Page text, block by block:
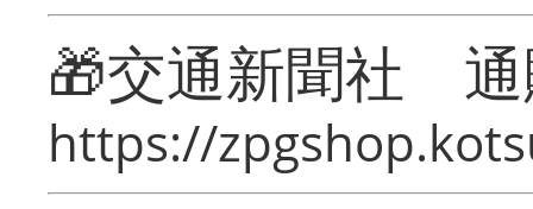
🎁交通新聞社
https://